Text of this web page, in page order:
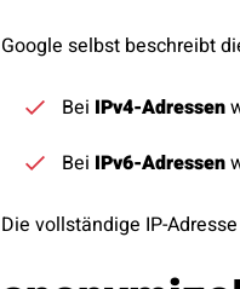
Google selbst beschreibt
Bei IPv4-Adressen
Bei IPv6-Adressen
Die vollständige IP-